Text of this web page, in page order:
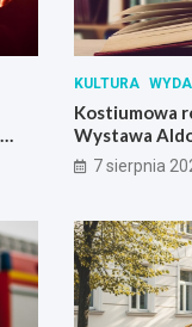
KULTURA
Kostiumowa
Wystawa
7 sierpnia